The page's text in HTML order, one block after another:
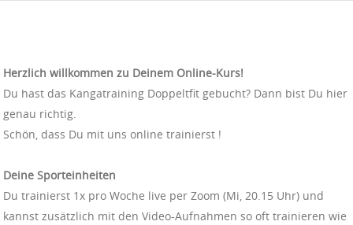
Herzlich willkommen zu Deinem Online-Kurs!
Du hast das Kangatraining Doppeltfit gebucht? Dann bist Du hier
genau richtig.
Schön, dass Du mit uns online trainierst !
Deine Sporteinheiten
Du trainierst 1x pro Woche live per Zoom (Mi, 20.15 Uhr) und
kannst zusätzlich mit den Video-Aufnahmen so oft trainieren wie